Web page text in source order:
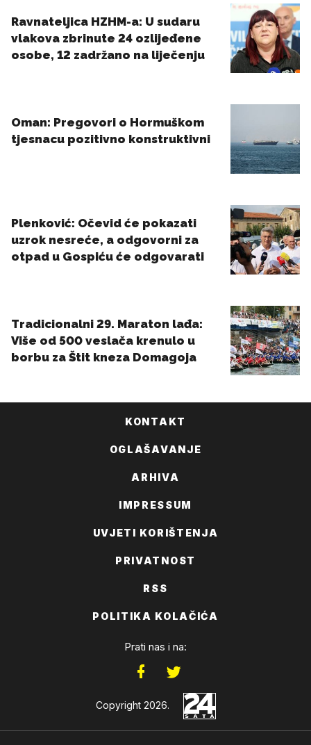
KONTAKT
OGLAŠAVANJE
ARHIVA
IMPRESSUM
UVJETI KORIŠTENJA
PRIVATNOST
RSS
POLITIKA KOLAČIĆA
Prati nas i na:
Copyright 2026.